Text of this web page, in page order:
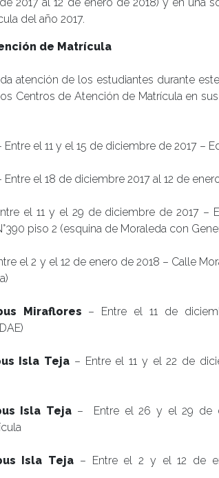
del año 2017.
de Matrícula
atención de los estudiantes durante
Centros de Atención de Matrícula en
Entre el 11 y el 15 de diciembre de 2017 –
Entre el 18 de diciembre 2017 al 12 de
el 11 y el 29 de diciembre de 2017 –
piso 2 (esquina de Moraleda con
el 2 y el 12 de enero de 2018 – Calle
Miraflores – Entre el 11 de
Isla Teja – Entre el 11 y el 22 de
Isla Teja – Entre el 26 y el 29 de
Isla Teja – Entre el 2 y el 12 de